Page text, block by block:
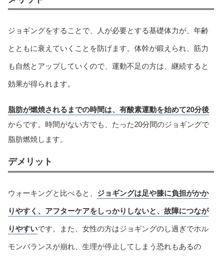
ジョギングをすることで、人が必要とする基礎体力が、年齢
とともに衰えていくことを防げます。体幹が鍛えられ、筋力
も自然とアップしていくので、運動不足の方は、継続すると
効果が得られます。
脂肪が燃焼されるまでの時間は、有酸素運動を始めて20分後
からです。時間がない方でも、たった20分間のジョギングで
脂肪燃焼します。
デメリット
ウォーキングと比べると、 ジョギングは足や膝に負担がかか
りやすく、アフターケアをしっかりしないと、故障につなが
りやすいです。また、女性の方はジョギングのし過ぎでホル
モンバランスが崩れ、生理が停止してしまう恐れもあるの